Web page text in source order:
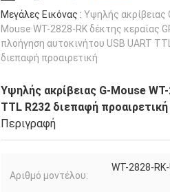
Μεγάλες Εικόνας : Υψηλής ακρίβειας
Mouse WT-2828-RK δέκτης κεραίας
πλοήγηση αυτοκινήτου USB UART
διεπαφή προαιρετική
Υψηλής ακρίβειας G-Mouse
TTL R232 διεπαφή προαιρετική
Περιγραφή
Αριθμό μοντέλου:
WT-2828-